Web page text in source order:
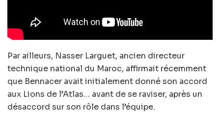
Par ailleurs, Nasser Larguet, ancien directeur
technique national du Maroc, affirmait récemment
que Bennacer avait initialement donné son accord
aux Lions de l’Atlas… avant de se raviser, après un
désaccord sur son rôle dans l’équipe.